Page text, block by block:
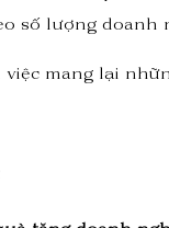
số lượng doanh
mang lại